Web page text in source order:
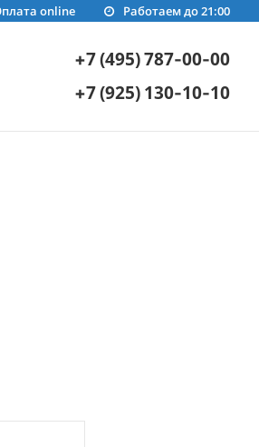
Работаем до 21:00
online
+7 (495) 787-00-00
+7 (925) 130-10-10